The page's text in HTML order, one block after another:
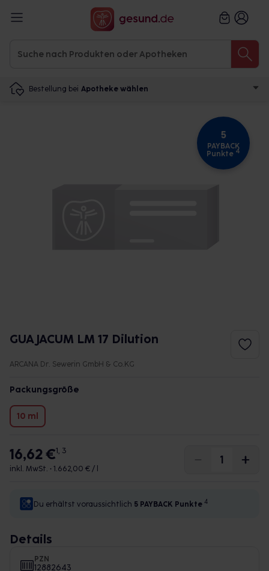
Bestellung bei Apotheke wählen
5
PAYBACK
Punkte 4
GUAJACUM LM 17 Dilution
ARCANA Dr. Sewerin GmbH & Co.KG
Packungsgröße
10 ml
16,62 €1, 3
inkl. MwSt. • 1.662,00 € / l
Du erhältst voraussichtlich 5 PAYBACK Punkte 4
Details
PZN
12882643